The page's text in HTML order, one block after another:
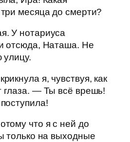
месяца до смерти?
У нотариуса
отсюда, Наташа. Не
улицу.
я, чувствуя, как
глаза. — Ты всё врешь!
что я с ней до
только на выходные